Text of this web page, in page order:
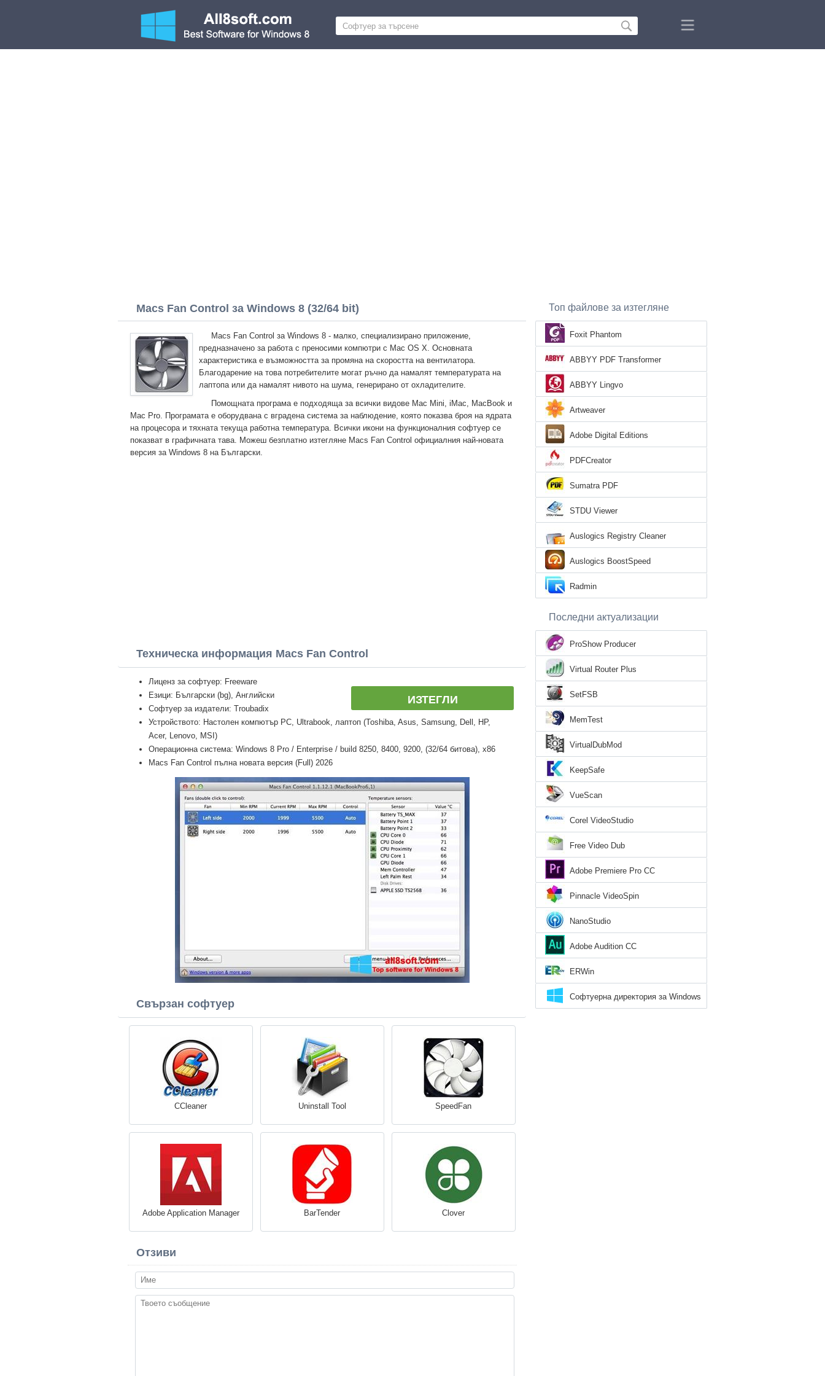
Macs Fan Control за Windows 8 (32/64 bit)
Macs Fan Control за Windows 8 - малко, специализирано приложение,
предназначено за работа с преносими компютри с Mac OS X. Основната
характеристика е възможността за промяна на скоростта на вентилатора.
Благодарение на това потребителите могат ръчно да намалят температурата на
лаптопа или да намалят нивото на шума, генерирано от охладителите.
Помощната програма е подходяща за всички видове Mac Mini, iMac, MacBook и
Mac Pro. Програмата е оборудвана с вградена система за наблюдение, която показва броя на ядрата
на процесора и тяхната текуща работна температура. Всички икони на функционалния софтуер се
показват в графичната тава. Можеш безплатно изтегляне Macs Fan Control официалния най-новата
версия за Windows 8 на Български.
Техническа информация Macs Fan Control
ИЗТЕГЛИ
Лиценз за софтуер: Freeware
Езици: Български (bg), Английски
Софтуер за издатели: Troubadix
Устройството: Настолен компютър PC, Ultrabook, лаптоп (Toshiba, Asus, Samsung, Dell, HP,
Acer, Lenovo, MSI)
Операционна система: Windows 8 Pro / Enterprise / build 8250, 8400, 9200, (32/64 битова), x86
Macs Fan Control пълна новата версия (Full) 2026
Свързан софтуер
CCleaner Uninstall Tool SpeedFan
Adobe Application Manager BarTender Clover
Отзиви
Топ файлове за изтегляне
Foxit Phantom
ABBYY PDF Transformer
ABBYY Lingvo
Artweaver
Adobe Digital Editions
PDFCreator
Sumatra PDF
STDU Viewer
Auslogics Registry Cleaner
Auslogics BoostSpeed
Radmin
Последни актуализации
ProShow Producer
Virtual Router Plus
SetFSB
MemTest
VirtualDubMod
KeepSafe
VueScan
Corel VideoStudio
Free Video Dub
Adobe Premiere Pro CC
Pinnacle VideoSpin
NanoStudio
Adobe Audition CC
ERWin
Софтуерна директория за Windows
8